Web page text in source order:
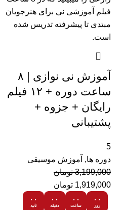
آموزش نی نوازی | ۸
ساعت دوره + ۱۲ فیلم
رایگان + جزوه +
پشتیبانی
5
دوره ها, آموزش موسیقی
3,199,000 تومان
1,919,000 تومان
۰۰
روز
۰۰
ساعت
۰۰
دقیقه
۰۰
ثانیه